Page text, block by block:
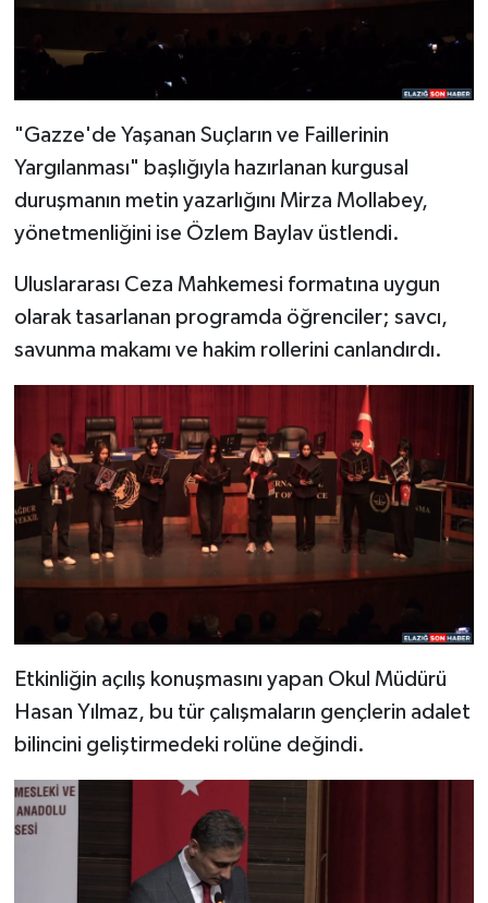
"Gazze'de Yaşanan Suçların ve Faillerinin
Yargılanması" başlığıyla hazırlanan kurgusal
duruşmanın metin yazarlığını Mirza Mollabey,
yönetmenliğini ise Özlem Baylav üstlendi.
Uluslararası Ceza Mahkemesi formatına uygun
olarak tasarlanan programda öğrenciler; savcı,
savunma makamı ve hakim rollerini canlandırdı.
Etkinliğin açılış konuşmasını yapan Okul Müdürü
Hasan Yılmaz, bu tür çalışmaların gençlerin adalet
bilincini geliştirmedeki rolüne değindi.